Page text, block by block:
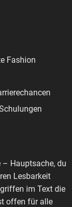
Fashion
Hauptsache, du
Lesbarkeit
im Text die
offen für alle